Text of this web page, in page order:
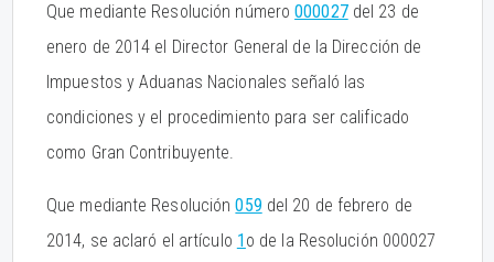
Que mediante Resolución número000027del 23 de
enero de 2014 el Director General de la Dirección de
Impuestos y Aduanas Nacionales señaló las
condiciones y el procedimiento para ser calificado
como Gran Contribuyente.
Que mediante Resolución059 del 20 de febrero de
2014, se aclaró el artículo 1o de la Resolución 000027